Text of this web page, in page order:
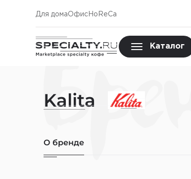
Для домаОфис HoReCa
Каталог
Kalita
О бренде